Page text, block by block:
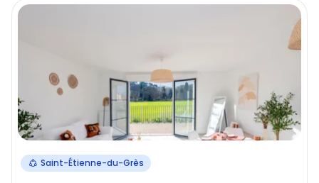
Saint-Étienne-du-Grès